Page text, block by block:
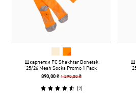
Шкарпетки FC Shakhtar Donetsk
25/26 Mesh Socks Promo 1 Pack
890,00 ₴ 1 290,00 ₴
(2)